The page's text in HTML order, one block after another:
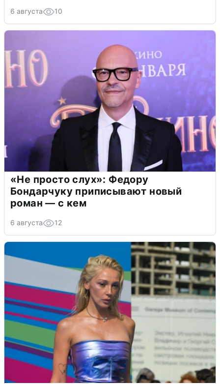
6 августа 10
«Не просто слух»: Федору
Бондарчуку приписывают новый
роман — с кем
6 августа 12